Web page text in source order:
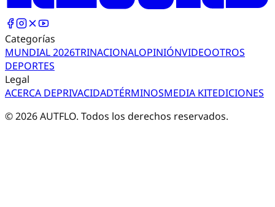
Categorías
MUNDIAL 2026TRINACIONALOPINIÓNVIDEOOTROS
DEPORTES
Legal
ACERCA DEPRIVACIDADTÉRMINOSMEDIA KITEDICIONES
©2026AUTFLO. Todos los derechos reservados.